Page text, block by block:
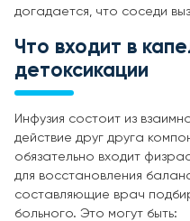
догадается, что соседи
Что входит в
детоксикации
Инфузия состоит из
действие друг друга
обязательно входит
для восстановления
составляющие врач
больного. Это могут быть: